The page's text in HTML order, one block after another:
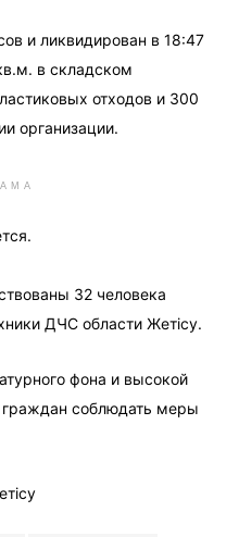
и ликвидирован в 18:47
в складском
отходов и 300
организации.
32 человека
ДЧС области Жетісу.
фона и высокой
соблюдать меры